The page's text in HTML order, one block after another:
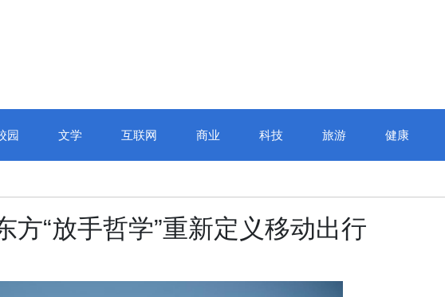
园 文学 互联网 商业 科技 旅游 健康
方“放手哲学”重新定义移动出行